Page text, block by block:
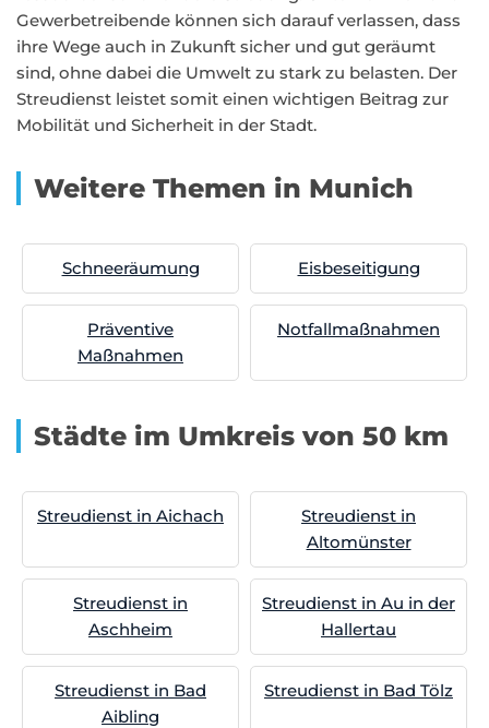
Gewerbetreibende können sich darauf verlassen, dass
ihre Wege auch in Zukunft sicher und gut geräumt
sind, ohne dabei die Umwelt zu stark zu belasten. Der
Streudienst leistet somit einen wichtigen Beitrag zur
Mobilität und Sicherheit in der Stadt.
Weitere Themen in Munich
Schneeräumung Eisbeseitigung
Präventive
Maßnahmen
Notfallmaßnahmen
Städte im Umkreis von 50 km
Streudienst in Aichach
Streudienst in
Altomünster
Streudienst in
Aschheim
Streudienst in Au in der
Hallertau
Streudienst in Bad
Aibling
Streudienst in Bad Tölz